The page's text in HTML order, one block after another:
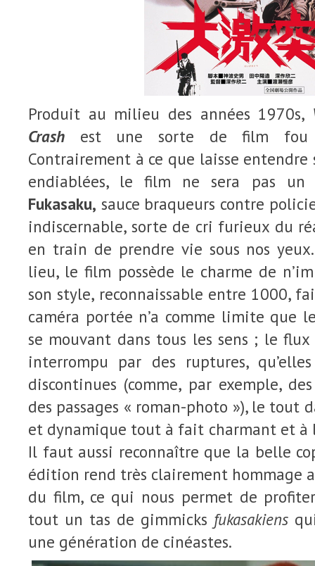
Produit au milieu des années 1970s,
Crash est une sorte de film fou
Contrairement à ce que laisse entendre
endiablées, le film ne sera pas
Fukasaku, sauce braqueurs contre
indiscernable, sorte de cri furieux du
en train de prendre vie sous nos
lieu, le film possède le charme de
son style, reconnaissable entre 1000,
caméra portée n’a comme limite que
se mouvant dans tous les sens ; le flux
interrompu par des ruptures,
discontinues (comme, par exemple,
des passages « roman-photo »), le tout
et dynamique tout à fait charmant et à
Il faut aussi reconnaître que la belle
édition rend très clairement hommage
du film, ce qui nous permet de
tout un tas de gimmicks fukasakiens
une génération de cinéastes.